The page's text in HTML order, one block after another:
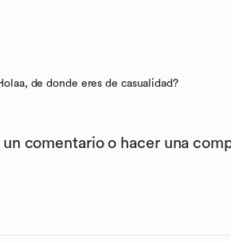
de donde eres de casualidad?
un comentario o hacer una